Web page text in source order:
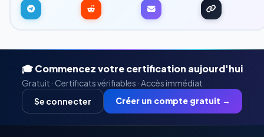
🎓 Commencez votre certification aujourd'hui
Gratuit · Certificats vérifiables · Accès immédiat
Se connecter
Créer un compte gratuit →